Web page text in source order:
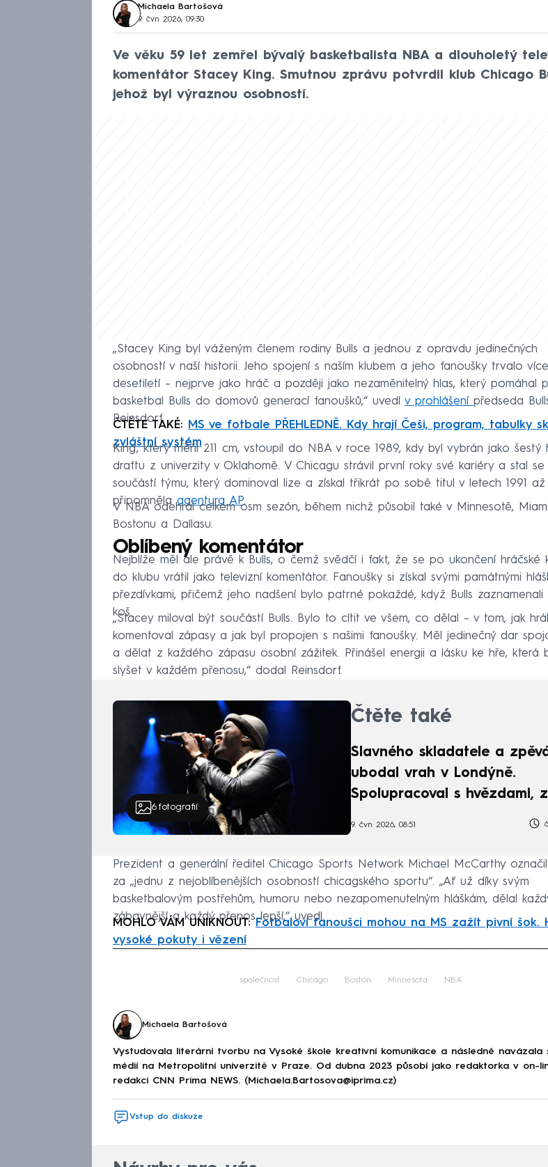
Michaela Bartošová
9. čvn 2026, 09:30
Ve věku 59 let zemřel bývalý basketbalista NBA a dlouholetý
komentátor Stacey King. Smutnou zprávu potvrdil klub Chicago
jehož byl výraznou osobností.
„Stacey King byl váženým členem rodiny Bulls a jednou z opravdu jedinečných
osobností v naší historii. Jeho spojení s naším klubem a jeho fanoušky trvalo
desetiletí – nejprve jako hráč a později jako nezaměnitelný hlas, který pomáhal
basketbal Bulls do domovů generací fanoušků,“ uvedl v prohlášení předseda
Reinsdorf.
ČTĚTE TAKÉ:
MS ve fotbale PŘEHLEDNĚ. Kdy hrají Češi, program, tabulky
zvláštní systém
King, který měřil 211 cm, vstoupil do NBA v roce 1989, kdy byl vybrán jako šestý
draftu z univerzity v Oklahomě. V Chicagu strávil první roky své kariéry a stal se
součástí týmu, který dominoval lize a získal třikrát po sobě titul v letech 1991 až
připomnělaagentura AP.
V NBA odehrál celkem osm sezón, během nichž působil také v Minnesotě,
Bostonu a Dallasu.
Oblíbený komentátor
Nejblíže měl ale právě k Bulls, o čemž svědčí i fakt, že se po ukončení hráčské
do klubu vrátil jako televizní komentátor. Fanoušky si získal svými památnými
přezdívkami, přičemž jeho nadšení bylo patrné pokaždé, když Bulls zaznamenali
koš.
„Stacey miloval být součástí Bulls. Bylo to cítit ve všem, co dělal – v tom, jak
komentoval zápasy a jak byl propojen s našimi fanoušky. Měl jedinečný dar
a dělat z každého zápasu osobní zážitek. Přinášel energii a lásku ke hře, která
slyšet v každém přenosu,“ dodal Reinsdorf.
6fotografií
Čtěte také
Slavného skladatele a
ubodal vrah v Londýně.
Spolupracoval s hvězdami,
9. čvn 2026, 08:51
Prezident a generální ředitel Chicago Sports Network Michael McCarthy
za „jednu z nejoblíbenějších osobností chicagského sportu“. „Ať už díky svým
basketbalovým postřehům, humoru nebo nezapomenutelným hláškám, dělal
zábavnější a každý přenos lepší,“ uvedl.
MOHLO VÁM UNIKNOUT: Fotbaloví fanoušci mohou na MS zažít pivní šok.
vysoké pokuty i vězení
společnost Chicago Boston Minnesota NBA
Michaela Bartošová
Vystudovala literární tvorbu na Vysoké škole kreativní komunikace a následně navázala
médií na Metropolitní univerzitě v Praze. Od dubna 2023 působí jako redaktorka v on-
redakci CNN Prima NEWS. (Michaela.Bartosova@iprima.cz)
Vstup do diskuze